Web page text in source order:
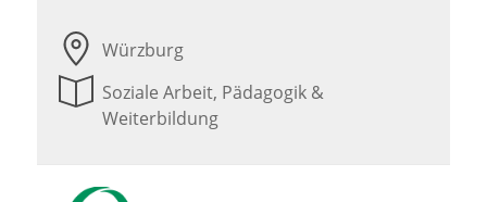
Würzburg
Soziale Arbeit, Pädagogik &
Weiterbildung